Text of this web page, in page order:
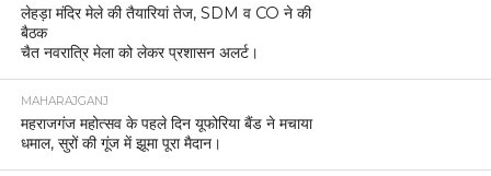
लेहड़ा मंदिर मेले की तैयारियां तेज, SDM व CO ने की
बैठक
चैत नवरात्रि मेला को लेकर प्रशासन अलर्ट।
MAHARAJGANJ
महराजगंज महोत्सव के पहले दिन यूफोरिया बैंड ने मचाया
धमाल, सुरों की गूंज में झूमा पूरा मैदान।